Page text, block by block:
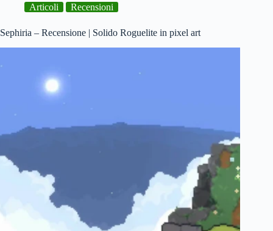
paga
per
pubblicità
Articoli Recensioni
Sephiria – Recensione | Solido Roguelite in pixel art